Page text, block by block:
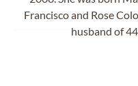
Francisco and Rose
husband of